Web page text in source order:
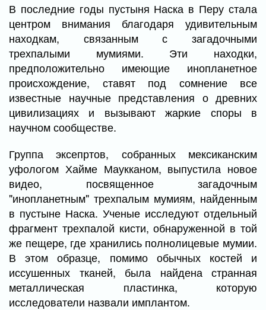
В последние годы пустыня Наска в Перу стала
центром внимания благодаря удивительным
находкам, связанным с загадочными
трехпалыми мумиями. Эти находки,
предположительно имеющие инопланетное
происхождение, ставят под сомнение все
известные научные представления о древних
цивилизациях и вызывают жаркие споры в
научном сообществе.
Группа эксепртов, собранных мексиканским
уфологом Хайме Маукканом, выпустила новое
видео, посвященное загадочным
"инопланетным" трехпалым мумиям, найденным
в пустыне Наска. Ученые исследуют отдельный
фрагмент трехпалой кисти, обнаруженной в той
же пещере, где хранились полнолицевые мумии.
В этом образце, помимо обычных костей и
иссушенных тканей, была найдена странная
металлическая пластинка, которую
исследователи назвали имплантом.